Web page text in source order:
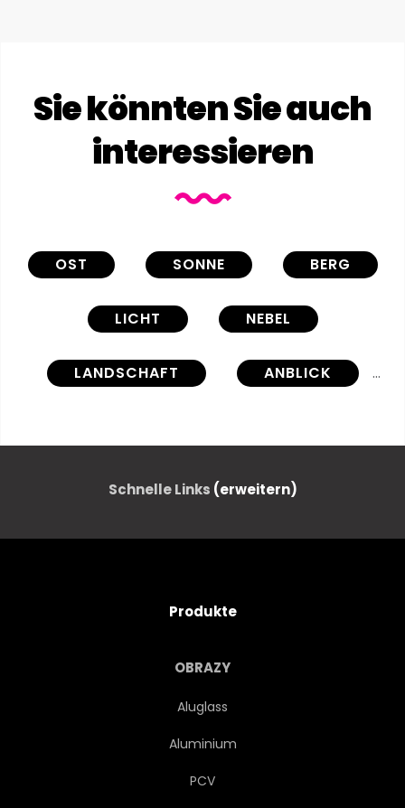
Sie könnten Sie auch
interessieren
OST SONNE BERG
LICHT NEBEL
LANDSCHAFT ANBLICK
RAY MORGENS
FRÜHE REISE
Schnelle Links (erweitern)
Produkte
OBRAZY
Aluglass
Aluminium
PCV